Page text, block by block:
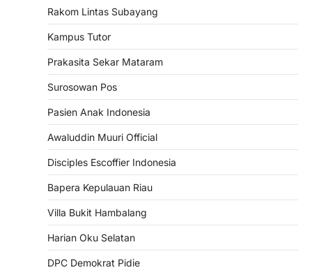
Rakom Lintas Subayang
Kampus Tutor
Prakasita Sekar Mataram
Surosowan Pos
Pasien Anak Indonesia
Awaluddin Muuri Official
Disciples Escoffier Indonesia
Bapera Kepulauan Riau
Villa Bukit Hambalang
Harian Oku Selatan
DPC Demokrat Pidie